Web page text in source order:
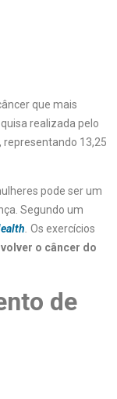
que mais
realizada pelo
representando 13,25
pode ser um
Segundo um
Os exercícios
o câncer do
de